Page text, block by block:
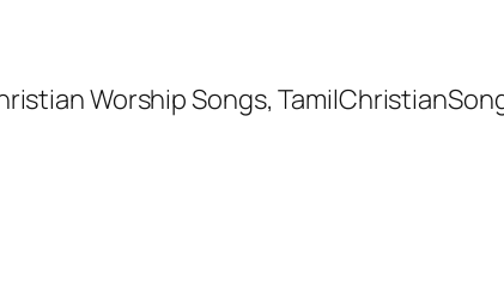
Worship Songs,